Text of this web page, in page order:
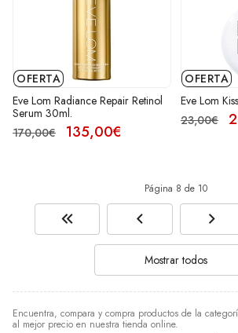
Encuentra, compara y compra productos de la
al mejor precio en nuestra tienda online.
OFERTA
Eve Lom Radiance Repair Retinol
Serum 30ml.
170,00€
135,00€
OFERTA
Eve Lom
23,00€
Página 8 de 10
Mostrar todos